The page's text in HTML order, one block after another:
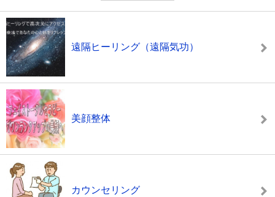
遠隔ヒーリング（遠隔気功）
美顔整体
カウンセリング